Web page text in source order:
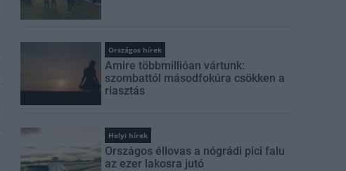
Országos hírek
Amire többmillióan vártunk:
szombattól másodfokúra csökken a
riasztás
Helyi hírek
Országos éllovas a nógrádi pici falu
az ezer lakosra jutó